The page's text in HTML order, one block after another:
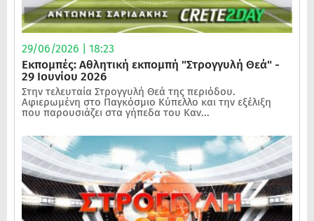
29/06/2026 | 18:23
Εκπομπές: Αθλητική εκπομπή "Στρογγυλή Θεά" -
29 Ιουνίου 2026
Στην τελευταία Στρογγυλή Θεά της περιόδου.
Αφιερωμένη στο Παγκόσμιο Κύπελλο και την εξέλιξη
που παρουσιάζει στα γήπεδα του Καν...